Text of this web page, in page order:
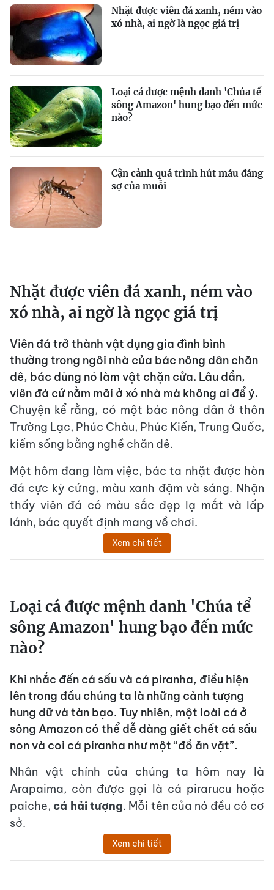
Nhặt được viên đá xanh, ném vào
xó nhà, ai ngờ là ngọc giá trị
Loại cá được mệnh danh 'Chúa tể
sông Amazon' hung bạo đến mức
nào?
Cận cảnh quá trình hút máu đáng
sợ của muỗi
Nhặt được viên đá xanh, ném vào
xó nhà, ai ngờ là ngọc giá trị
Viên đá trở thành vật dụng gia đình bình
thường trong ngôi nhà của bác nông dân chăn
dê, bác dùng nó làm vật chặn cửa. Lâu dần,
viên đá cứ nằm mãi ở xó nhà mà không ai để ý.
Chuyện kể rằng, có một bác nông dân ở thôn
Trường Lạc, Phúc Châu, Phúc Kiến, Trung Quốc,
kiếm sống bằng nghề chăn dê.
Một hôm đang làm việc, bác ta nhặt được hòn
đá cực kỳ cứng, màu xanh đậm và sáng. Nhận
thấy viên đá có màu sắc đẹp lạ mắt và lấp
lánh, bác quyết định mang về chơi.
Xem chi tiết
Loại cá được mệnh danh 'Chúa tể
sông Amazon' hung bạo đến mức
nào?
Khi nhắc đến cá sấu và cá piranha, điều hiện
lên trong đầu chúng ta là những cảnh tượng
hung dữ và tàn bạo. Tuy nhiên, một loài cá ở
sông Amazon có thể dễ dàng giết chết cá sấu
non và coi cá piranha như một “đồ ăn vặt”.
Nhân vật chính của chúng ta hôm nay là
Arapaima, còn được gọi là cá pirarucu hoặc
paiche, cá hải tượng. Mỗi tên của nó đều có cơ
sở.
Xem chi tiết